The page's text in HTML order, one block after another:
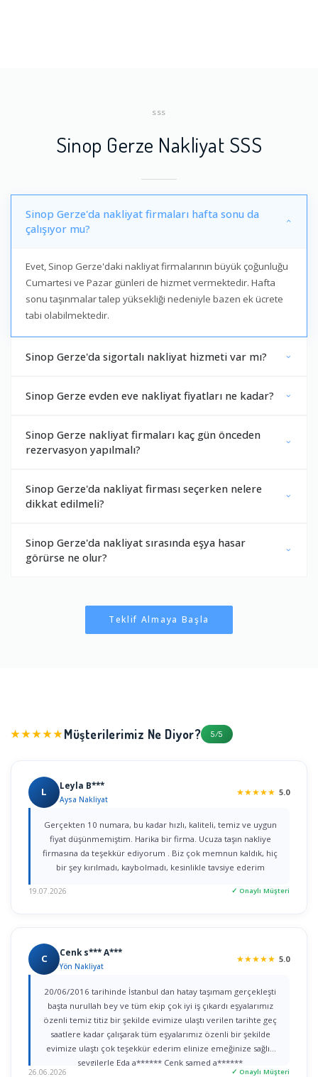
SSS
Sinop Gerze Nakliyat SSS
Sinop Gerze'da nakliyat firmaları hafta sonu da
çalışıyor mu?
Evet, Sinop Gerze'daki nakliyat firmalarının büyük çoğunluğu
Cumartesi ve Pazar günleri de hizmet vermektedir. Hafta
sonu taşınmalar talep yüksekliği nedeniyle bazen ek ücrete
tabi olabilmektedir.
Sinop Gerze'da sigortalı nakliyat hizmeti var mı?
Sinop Gerze evden eve nakliyat fiyatları ne kadar?
Sinop Gerze nakliyat firmaları kaç gün önceden
rezervasyon yapılmalı?
Sinop Gerze'da nakliyat firması seçerken nelere
dikkat edilmeli?
Sinop Gerze'da nakliyat sırasında eşya hasar
görürse ne olur?
Teklif Almaya Başla
★★★★★Müşterilerimiz Ne Diyor? 5/5
L Leyla B***
Aysa Nakliyat
★★★★★ 5.0
Gerçekten 10 numara, bu kadar hızlı, kaliteli, temiz ve uygun
fiyat düşünmemiştim. Harika bir firma. Ucuza taşın nakliye
firmasına da teşekkür ediyorum . Biz çok memnun kaldık, hiç
bir şey kırılmadı, kaybolmadı, kesinlikle tavsiye ederim
19.07.2026 ✓ Onaylı Müşteri
C Cenk s*** A***
Yön Nakliyat
★★★★★ 5.0
20/06/2016 tarihinde İstanbul dan hatay taşımam gerçekleşti
başta nurullah bey ve tüm ekip çok iyi iş çıkardı eşyalarımız
özenli temiz titiz bir şekilde evimize ulaştı verilen tarihte geç
saatlere kadar çalışarak tüm eşyalarımız özenli bir şekilde
evimize ulaştı çok teşekkür ederim elinize emeğinize sağlık
sevgilerle Eda a****** Cenk samed a******
26.06.2026 ✓ Onaylı Müşteri